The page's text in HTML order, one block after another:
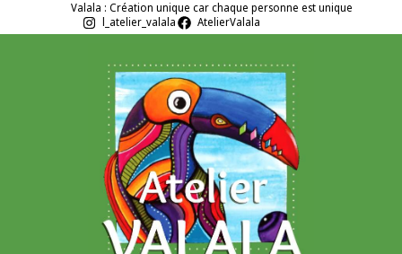
Valala : Création unique car chaque personne est unique
l_atelier_valala
AtelierValala